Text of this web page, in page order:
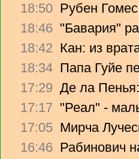
18:50 Рубен
18:46 "Бавария"
18:42 Кан: из
18:34 Папа Гуйе
17:29 Де ла
17:17 "Реал" -
17:05 Мирча
16:46 Рабинович